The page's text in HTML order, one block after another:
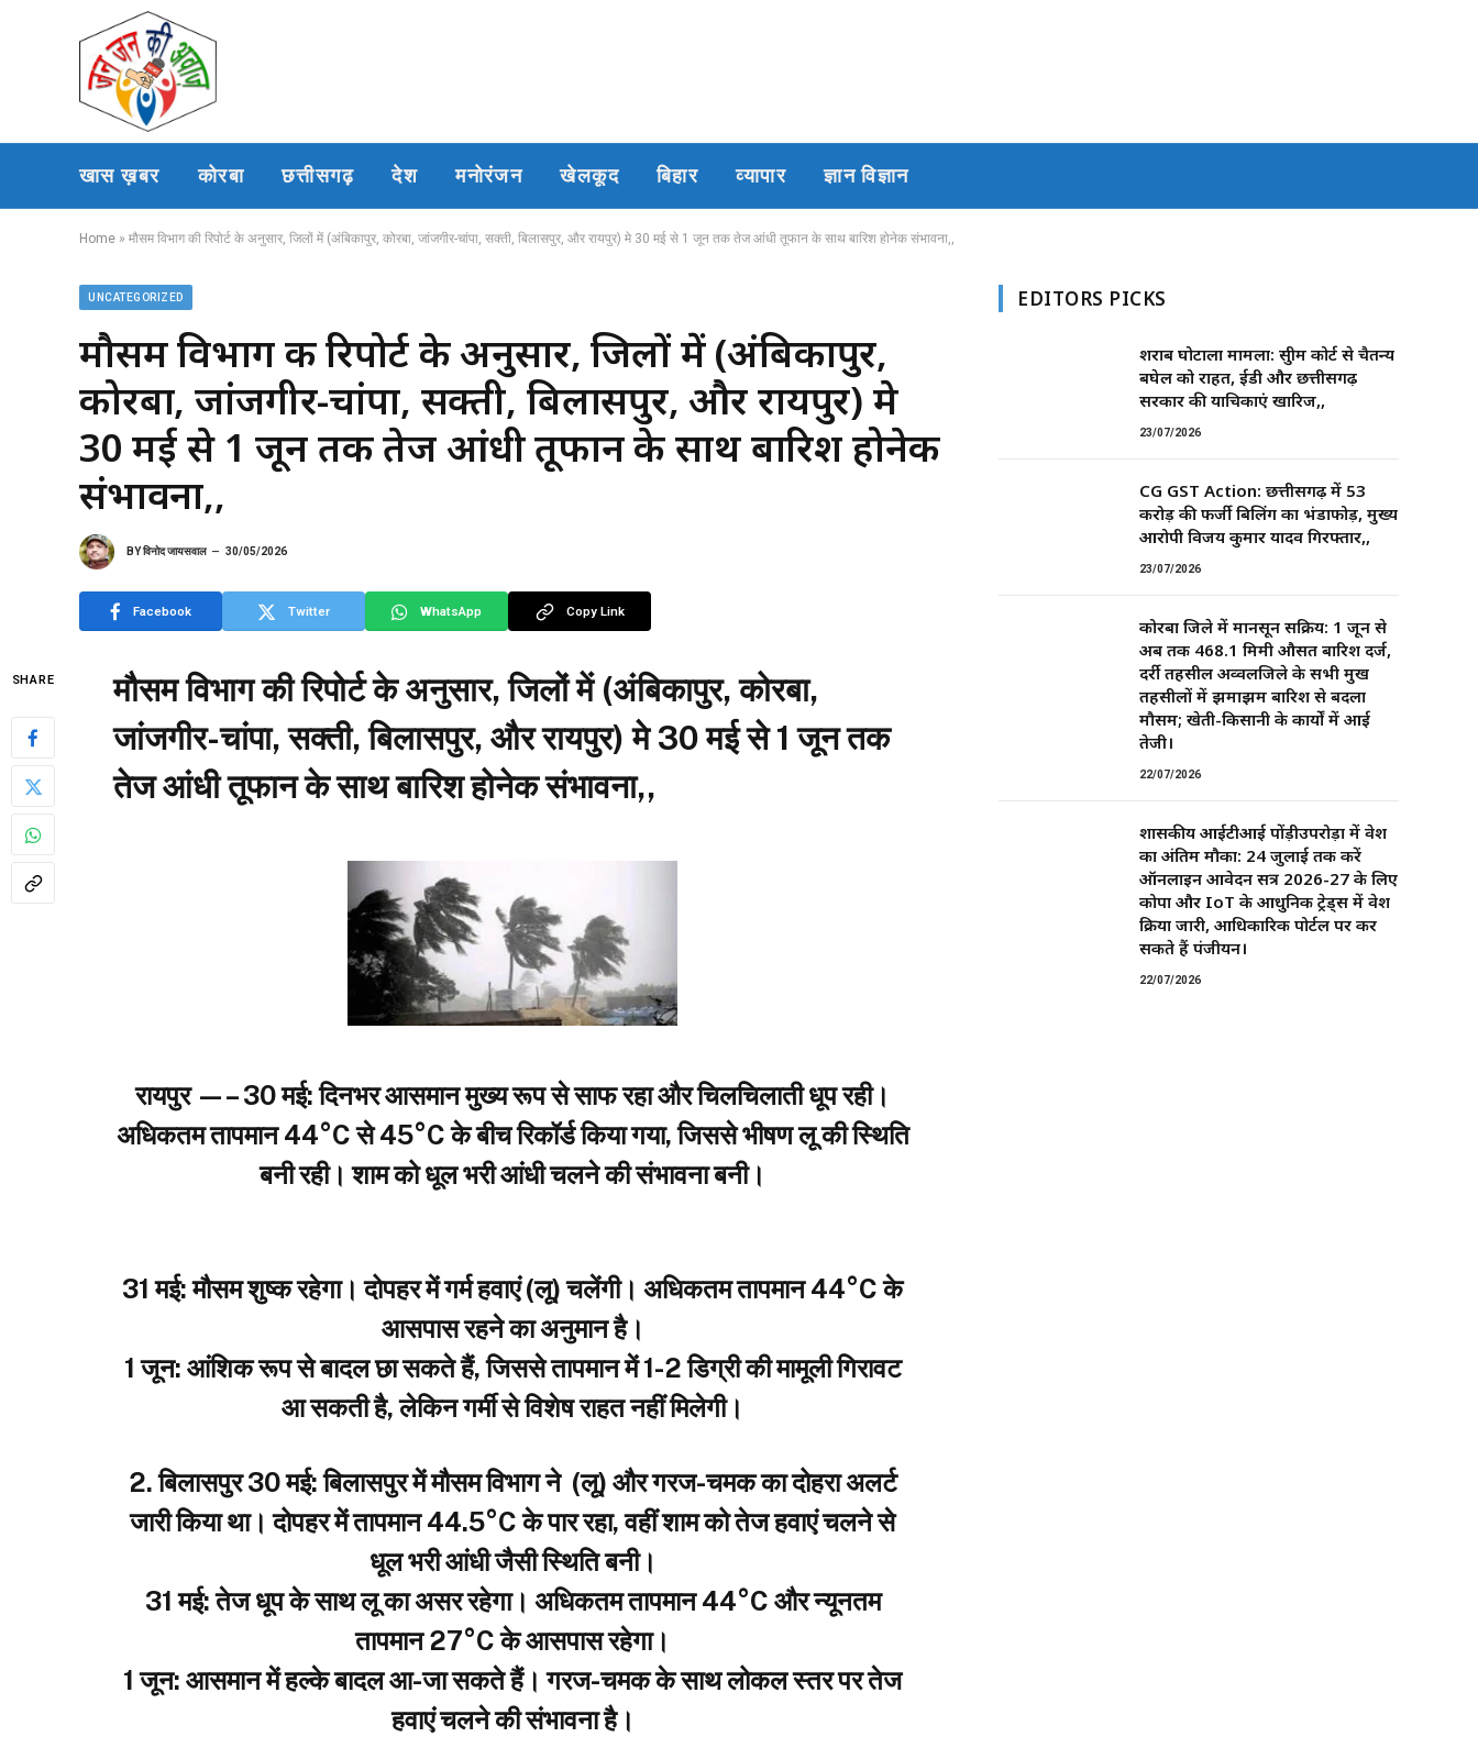
खास ख़बर कोरबा छत्तीसगढ़ देश मनोरंजन खेलकूद बिहार व्यापार ज्ञान विज्ञान
Home » मौसम विभाग की रिपोर्ट के अनुसार, जिलों में (अंबिकापुर, कोरबा, जांजगीर-चांपा, सक्ती, बिलासपुर, और रायपुर) मे 30 मई से 1 जून तक तेज आंधी तूफान के साथ बारिश होनेक संभावना,,
UNCATEGORIZED
मौसम विभाग की रिपोर्ट के अनुसार, जिलों में (अंबिकापुर,
कोरबा, जांजगीर-चांपा, सक्ती, बिलासपुर, और रायपुर) मे
30 मई से 1 जून तक तेज आंधी तूफान के साथ बारिश होनेक
संभावना,,
BYविनोद जायसवाल 30/05/2026
Facebook Twitter WhatsApp Copy Link
SHARE
मौसम विभाग की रिपोर्ट के अनुसार, जिलों में (अंबिकापुर, कोरबा,
जांजगीर-चांपा, सक्ती, बिलासपुर, और रायपुर) मे 30 मई से 1 जून तक
तेज आंधी तूफान के साथ बारिश होनेक संभावना,,
रायपुर —– ​30 मई: दिनभर आसमान मुख्य रूप से साफ रहा और चिलचिलाती धूप रही।
अधिकतम तापमान 44°C से 45°C के बीच रिकॉर्ड किया गया, जिससे भीषण लू की स्थिति
बनी रही। शाम को धूल भरी आंधी चलने की संभावना बनी।
31 मई: मौसम शुष्क रहेगा। दोपहर में गर्म हवाएं (लू) चलेंगी। अधिकतम तापमान 44°C के
आसपास रहने का अनुमान है।
​1 जून: आंशिक रूप से बादल छा सकते हैं, जिससे तापमान में 1-2 डिग्री की मामूली गिरावट
आ सकती है, लेकिन गर्मी से विशेष राहत नहीं मिलेगी।
​2. बिलासपुर​30 मई: बिलासपुर में मौसम विभाग ने (लू) और गरज-चमक का दोहरा अलर्ट
जारी किया था। दोपहर में तापमान 44.5°C के पार रहा, वहीं शाम को तेज हवाएं चलने से
धूल भरी आंधी जैसी स्थिति बनी।
​31 मई: तेज धूप के साथ लू का असर रहेगा। अधिकतम तापमान 44°C और न्यूनतम
तापमान 27°C के आसपास रहेगा।
​1 जून: आसमान में हल्के बादल आ-जा सकते हैं। गरज-चमक के साथ लोकल स्तर पर तेज
हवाएं चलने की संभावना है।
EDITORS PICKS
शराब घोटाला मामला: सुप्रीम कोर्ट से चैतन्य
बघेल को राहत, ईडी और छत्तीसगढ़
सरकार की याचिकाएं खारिज,,
23/07/2026
CG GST Action: छत्तीसगढ़ में 53
करोड़ की फर्जी बिलिंग का भंडाफोड़, मुख्य
आरोपी विजय कुमार यादव गिरफ्तार,,
23/07/2026
कोरबा जिले में मानसून सक्रिय: 1 जून से
अब तक 468.1 मिमी औसत बारिश दर्ज,
दर्री तहसील अव्वलजिले के सभी प्रमुख
तहसीलों में झमाझम बारिश से बदला
मौसम; खेती-किसानी के कार्यों में आई
तेजी।
22/07/2026
शासकीय आईटीआई पोंड़ीउपरोड़ा में प्रवेश
का अंतिम मौका: 24 जुलाई तक करें
ऑनलाइन आवेदन सत्र 2026-27 के लिए
कोपा और IoT के आधुनिक ट्रेड्स में प्रवेश
प्रक्रिया जारी, आधिकारिक पोर्टल पर कर
सकते हैं पंजीयन।
22/07/2026